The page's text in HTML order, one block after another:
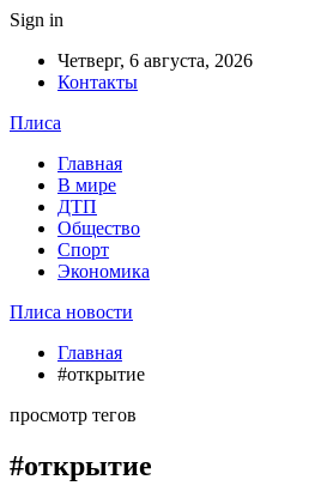
Sign in
Четверг, 6 августа, 2026
Контакты
Плиса
Главная
В мире
ДТП
Общество
Спорт
Экономика
Плиса новости
Главная
#открытие
просмотр тегов
#открытие